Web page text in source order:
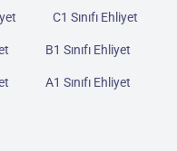
C1 Sınıfı Ehliyet
B1 Sınıfı Ehliyet
A1 Sınıfı Ehliyet